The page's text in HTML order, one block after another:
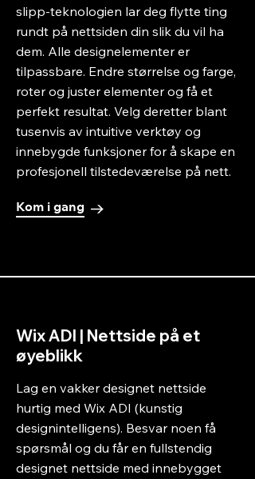
slipp-teknologien lar deg flytte ting
rundt på nettsiden din slik du vil ha
dem. Alle designelementer er
tilpassbare. Endre størrelse og farge,
roter og juster elementer og få et
perfekt resultat. Velg deretter blant
tusenvis av intuitive verktøy og
innebygde funksjoner for å skape en
profesjonell tilstedeværelse på nett.
Kom i gang
Wix ADI | Nettside på et
øyeblikk
Lag en vakker designet nettside
hurtig med Wix ADI (kunstig
designintelligens). Besvar noen få
spørsmål og du får en fullstendig
designet nettside med innebygget